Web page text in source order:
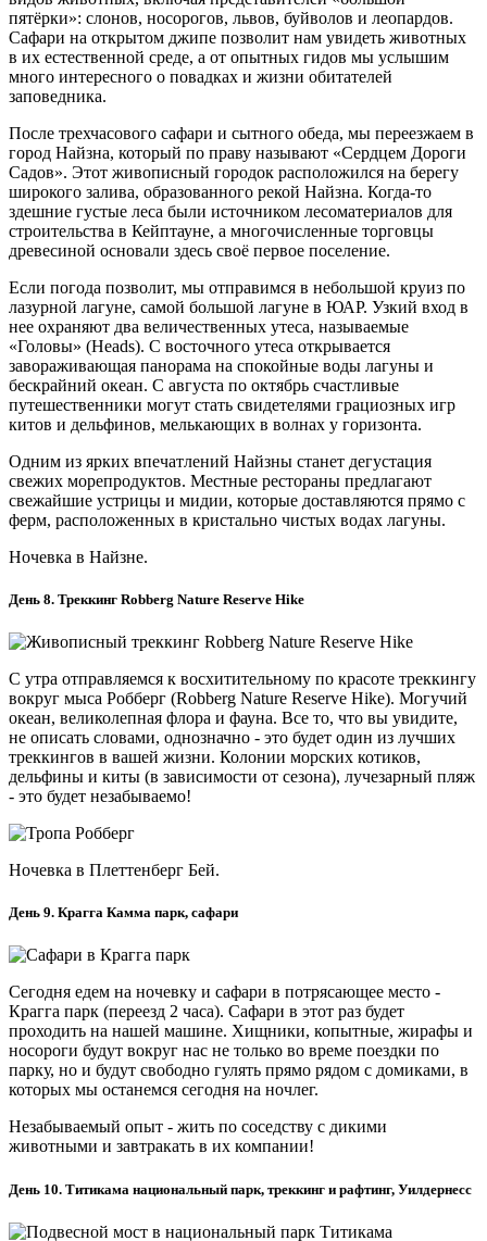
пятёрки»: слонов, носорогов, львов, буйволов и леопардов.
Сафари на открытом джипе позволит нам увидеть животных
в их естественной среде, а от опытных гидов мы услышим
много интересного о повадках и жизни обитателей
заповедника.
После трехчасового сафари и сытного обеда, мы переезжаем в
город Найзна, который по праву называют «Сердцем Дороги
Садов». Этот живописный городок расположился на берегу
широкого залива, образованного рекой Найзна. Когда-то
здешние густые леса были источником лесоматериалов для
строительства в Кейптауне, а многочисленные торговцы
древесиной основали здесь своё первое поселение.
Если погода позволит, мы отправимся в небольшой круиз по
лазурной лагуне, самой большой лагуне в ЮАР. Узкий вход в
нее охраняют два величественных утеса, называемые
«Головы» (Heads). С восточного утеса открывается
завораживающая панорама на спокойные воды лагуны и
бескрайний океан. С августа по октябрь счастливые
путешественники могут стать свидетелями грациозных игр
китов и дельфинов, мелькающих в волнах у горизонта.
Одним из ярких впечатлений Найзны станет дегустация
свежих морепродуктов. Местные рестораны предлагают
свежайшие устрицы и мидии, которые доставляются прямо с
ферм, расположенных в кристально чистых водах лагуны.
Ночевка в Найзне.
День 8. Треккинг Robberg Nature Reserve Hike
С утра отправляемся к восхитительному по красоте треккингу
вокруг мыса Робберг (Robberg Nature Reserve Hike). Могучий
океан, великолепная флора и фауна. Все то, что вы увидите,
не описать словами, однозначно - это будет один из лучших
треккингов в вашей жизни. Колонии морских котиков,
дельфины и киты (в зависимости от сезона), лучезарный пляж
- это будет незабываемо!
Ночевка в Плеттенберг Бей.
День 9. Крагга Камма парк, сафари
Сегодня едем на ночевку и сафари в потрясающее место -
Крагга парк (переезд 2 часа). Сафари в этот раз будет
проходить на нашей машине. Хищники, копытные, жирафы и
носороги будут вокруг нас не только во време поездки по
парку, но и будут свободно гулять прямо рядом с домиками, в
которых мы останемся сегодня на ночлег.
Незабываемый опыт - жить по соседству с дикими
животными и завтракать в их компании!
День 10. Титикама национальный парк, треккинг и рафтинг, Уилдернесс